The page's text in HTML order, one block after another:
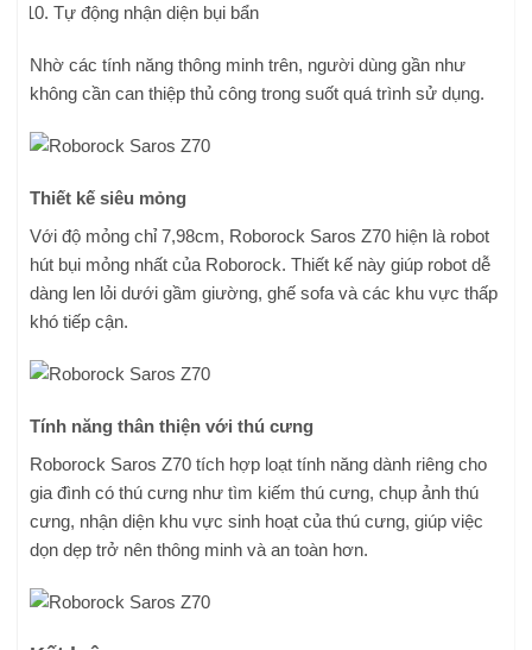
Tự động nhận diện bụi bẩn
Nhờ các tính năng thông minh trên, người dùng gần như
không cần can thiệp thủ công trong suốt quá trình sử dụng.
Thiết kế siêu mỏng
Với độ mỏng chỉ 7,98cm, Roborock Saros Z70 hiện là robot
hút bụi mỏng nhất của Roborock. Thiết kế này giúp robot dễ
dàng len lỏi dưới gầm giường, ghế sofa và các khu vực thấp
khó tiếp cận.
Tính năng thân thiện với thú cưng
Roborock Saros Z70 tích hợp loạt tính năng dành riêng cho
gia đình có thú cưng như tìm kiếm thú cưng, chụp ảnh thú
cưng, nhận diện khu vực sinh hoạt của thú cưng, giúp việc
dọn dẹp trở nên thông minh và an toàn hơn.